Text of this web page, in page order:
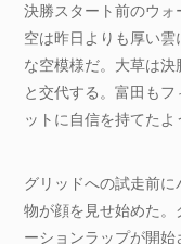
決勝スタート前のウ
空は昨日よりも厚い
な空模様だ。大草は
と交代する。富田も
ットに自信を持てたよ
グリッドへの試走前
物が顔を見せ始めた。
ーションラップが開